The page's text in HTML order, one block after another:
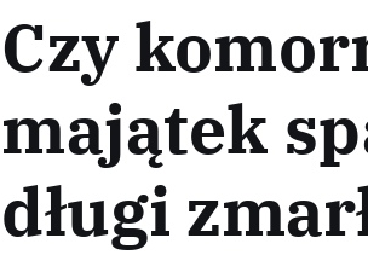
Czy
majątek
długi